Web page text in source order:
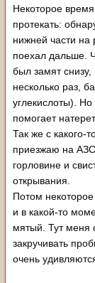
Некоторое
протекать:
нижней части на
поехал дальше.
был замят снизу,
несколько раз,
углекислоты). Но
помогает
Так же с какого-
приезжаю на
горловине и
открывания.
Потом
и в какой-то
мятый. Тут меня
закручивать
очень